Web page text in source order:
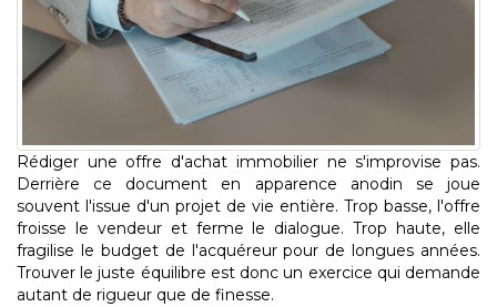
Rédiger une offre d'achat immobilier ne s'improvise pas.
Derrière ce document en apparence anodin se joue
souvent l'issue d'un projet de vie entière. Trop basse, l'offre
froisse le vendeur et ferme le dialogue. Trop haute, elle
fragilise le budget de l'acquéreur pour de longues années.
Trouver le juste équilibre est donc un exercice qui demande
autant de rigueur que de finesse.